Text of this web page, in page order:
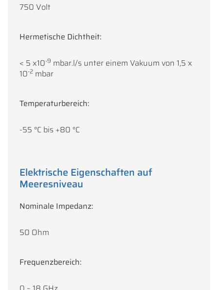
750 Volt
Hermetische Dichtheit:
< 5 x10-9 mbar.l/s unter einem Vakuum von 1,5 x
10-2 mbar
Temperaturbereich:
-55 °C bis +80 °C
Elektrische Eigenschaften auf
Meeresniveau
Nominale Impedanz:
50 Ohm
Frequenzbereich: